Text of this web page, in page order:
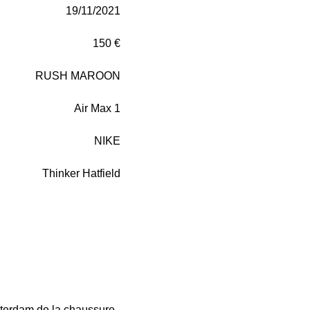
19/11/2021
150 €
RUSH MAROON
Air Max 1
NIKE
Thinker Hatfield